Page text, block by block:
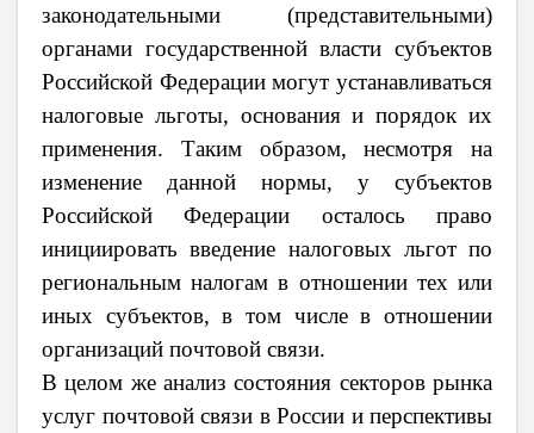
законодательными (представительными)
органами государственной власти субъектов
Российской Федерации могут устанавливаться
налоговые льготы, основания и порядок их
применения. Таким образом, несмотря на
изменение данной нормы, у субъектов
Российской Федерации осталось право
инициировать введение налоговых льгот по
региональным налогам в отношении тех или
иных субъектов, в том числе в отношении
организаций почтовой связи.
В целом же анализ состояния секторов рынка
услуг почтовой связи в России и перспективы